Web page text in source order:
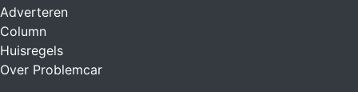
Adverteren
Column
Huisregels
Over Problemcar